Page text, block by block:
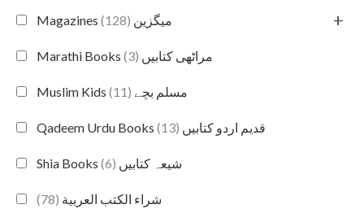
Magazines میگزین (128) +
Marathi Books مراٹھی کتابیں (3)
Muslim Kids مسلم بچے (11)
Qadeem Urdu Books قدیم اردو کتابیں (13)
Shia Books شیعہ کتابیں (6)
شراء الكتب العربية (78)